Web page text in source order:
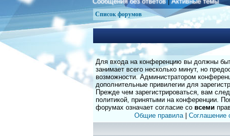
Список форумов
Для входа на конференцию вы должны
занимает всего несколько минут, но
возможности. Администратором
дополнительные привилегии для
Прежде чем зарегистрироваться, вам
политикой, принятыми на конференции.
форумах означает согласие со всеми
Общие правила| Соглашение